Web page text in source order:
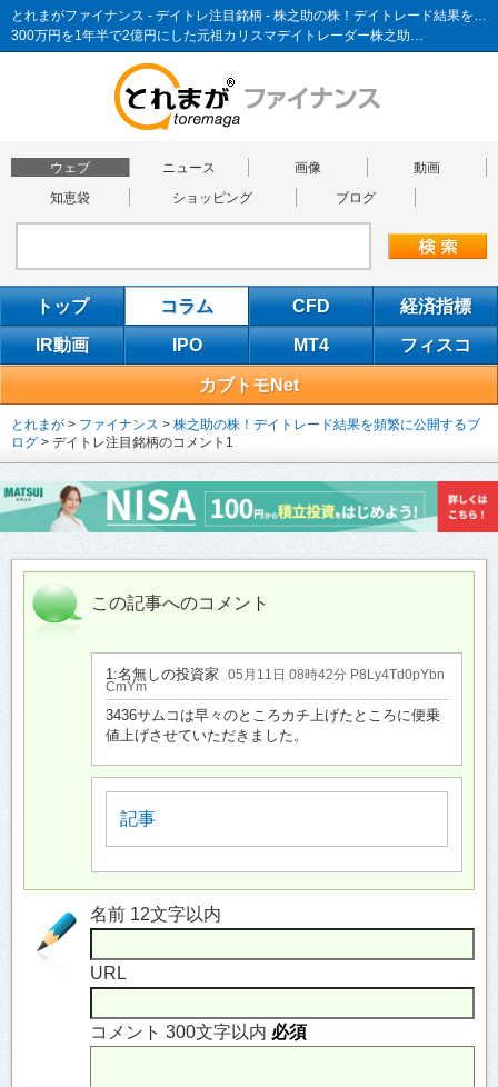
とれまがファイナンス - デイトレ注目銘柄 - 株之助の株！デイトレード結果を頻繁に公開するブログ
300万円を1年半で2億円にした元祖カリスマデイトレーダー株之助…
ウェブ ニュース 画像
動画
知恵袋
ショッピング ブログ
トップ コラム CFD 経済指標
IR動画 IPO MT4 フィスコ
カブトモNet
とれまが > ファイナンス > 株之助の株！デイトレード結果を頻繁に公開するブ
ログ > デイトレ注目銘柄のコメント1
この記事へのコメント
1:名無しの投資家
05月11日 08時42分 P8Ly4Td0pYbn
CmYm
3436サムコは早々のところカチ上げたところに便乗
値上げさせていただきました。
記事
名前 12文字以内
URL
コメント 300文字以内 必須